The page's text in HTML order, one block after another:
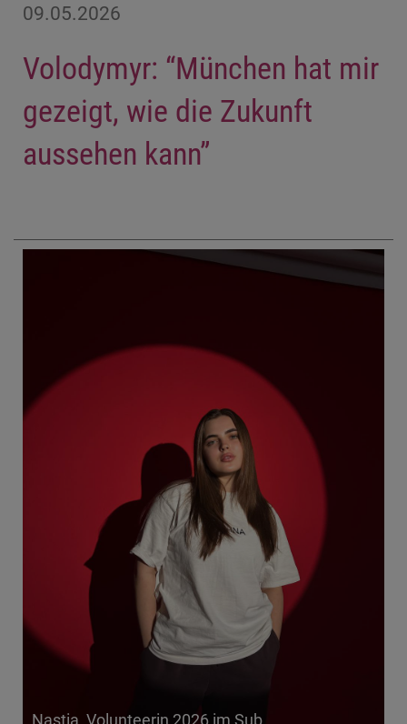
09.05.2026
Volodymyr: “München hat mir
gezeigt, wie die Zukunft
aussehen kann”
Nastia, Volunteerin 2026 im Sub